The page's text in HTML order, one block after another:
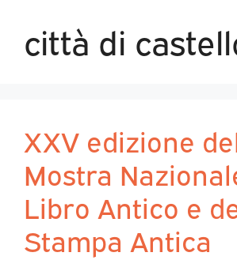
città di
XXV edizione
Mostra
Libro Antico e
Stampa Antica